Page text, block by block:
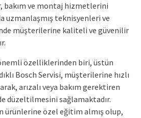
bakım ve montaj hizmetlerini
uzmanlaşmış teknisyenleri ve
müşterilerine kaliteli ve güvenilir
özelliklerinden biri, üstün
Bosch Servisi, müşterilerine hızlı
arızalı veya bakım gerektiren
düzeltilmesini sağlamaktadır.
ürünlerine özel eğitim almış olup,